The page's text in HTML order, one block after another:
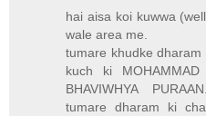
hai aisa koi kuwwa
wale area me.
tumare khudke
kuch ki
BHAVIWHYA
tumare dharam ki